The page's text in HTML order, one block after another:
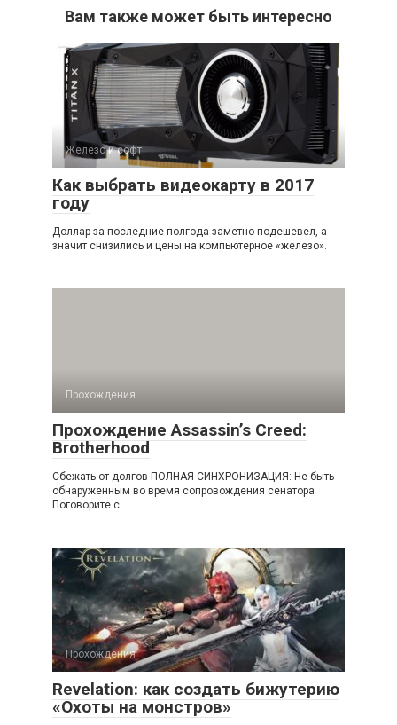
Вам также может быть интересно
Железо и софт
Как выбрать видеокарту в 2017
году
Доллар за последние полгода заметно подешевел, а
значит снизились и цены на компьютерное «железо».
Прохождения
Прохождение Assassin’s Creed:
Brotherhood
Сбежать от долгов ПОЛНАЯ СИНХРОНИЗАЦИЯ: Не быть
обнаруженным во время сопровождения сенатора
Поговорите с
Прохождения
Revelation: как создать бижутерию
«Охоты на монстров»